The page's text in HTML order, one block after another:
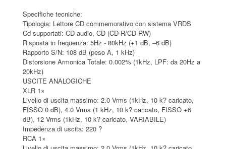
Specifiche tecniche:
Tipologia: Lettore CD commemorativo con sistema VRDS
Cd supportati: CD audio, CD (CD-R/CD-RW)
Risposta in frequenza: 5Hz - 80kHz (+1 dB, –6 dB)
Rapporto S/N: 108 dB (peso A, 1 kHz)
Distorsione Armonica Totale: 0.002% (1kHz, LPF: da 20Hz a
20kHz)
USCITE ANALOGICHE
XLR 1×
Livello di uscita massimo: 2.0 Vrms (1kHz, 10 k? caricato,
FISSO 0 dB), 4.0 Vrms (1 kHz, 10 k? caricato, FISSO +6
dB), 12 Vrms (1kHz, 10 k? caricato, VARIABILE)
Impedenza di uscita: 220 ?
RCA 1×